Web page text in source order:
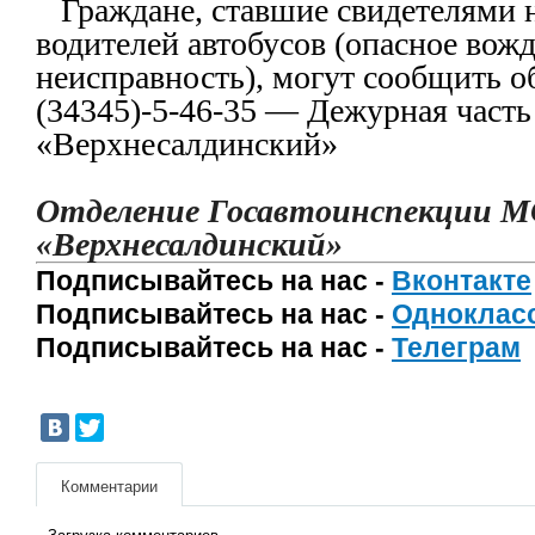
Граждане, ставшие
водителей автобусов (опасное
неисправность), могут сообщить
(34345)-5-46-35 — Дежурная
«Верхнесалдинский»
Отделение Госавтоинспекции
«Верхнесалдинский»
Подписывайтесь на нас - Вконтакте
Подписывайтесь на нас -
Подписывайтесь на нас - Телеграм
Комментарии